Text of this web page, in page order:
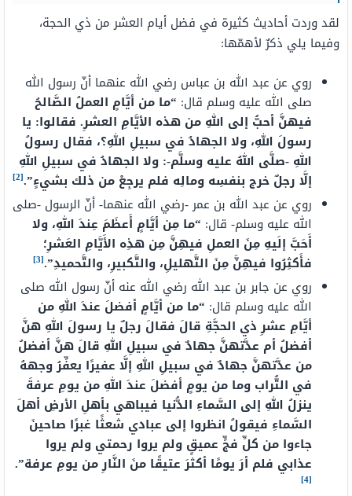
لقد وردت أحاديث كثيرة في فضل أيام العشر من ذي الحجة،
وفيما يلي ذكرٌ لأهمّها:
روي عن عبد الله بن عباس رضي الله عنهما أنّ رسول الله
صلى الله عليه وسلم قال: “ما من أيَّامٍ العملُ الصَّالحُ
فيهنَّ أحبُّ إلى اللهِ من هذه الأيَّامِ العشرِ. فقالوا: يا
رسولَ اللهِ، ولا الجهادُ في سبيلِ اللهِ؟، فقال رسولُ
اللهِ -صلَّى اللهُ عليه وسلَّم-: ولا الجهادُ في سبيلِ اللهِ
إلَّا رجلٌ خرج بنفسِه ومالِه فلم يرجِعْ من ذلك بشيءٍ”.[2]
روي عن عبد الله بن عمر -رضي الله عنهما- أنّ الرسول -صلى
الله عليه وسلم- قال: “ما مِن أيَّامٍ أَعظَمَ عِندَ اللهِ، ولا
أَحَبَّ إلَيهِ مِنَ العملِ فيهِنَّ مِن هذِه الأَيَّامِ العَشرِ؛
فأَكثِرُوا فيهِنَّ مِنَ التَّهليلِ، والتَّكبيرِ، والتَّحميدِ”.[3]
روي عن جابر بن عبد الله رضي الله عنه أنّ رسول الله صلى
الله عليه وسلم قال: “ما من أيَّامٍ أفضلَ عندَ اللهِ من
أيَّامِ عشرِ ذي الحجَّةِ قالَ فقالَ رجلٌ يا رسولَ اللهِ هنَّ
أفضلُ أم عدَّتهنَّ جهادٌ في سبيلِ اللهِ قالَ هنَّ أفضلُ
من عدَّتهنَّ جهادٌ في سبيلِ اللهِ إلَّا عفيرًا يعفِّرُ وجههُ
في التُّراب وما من يومٍ أفضلَ عندَ اللهِ من يومِ عرفةَ
ينزلُ اللهِ إلى السَّماءِ الدُّنيا فيباهي بأهلِ الأرضِ أهلَ
السَّماءِ فيقولُ انظروا إلى عبادي شعثًا غبرًا صاحينَ
جاءوا من كلِّ فجٍّ عميقٍ ولم يروا رحمتي ولم يروا
عذابي فلم أرَ يومًا أكثرَعتيقًا منَ النَّارِمن يومِ عرفة”.
[4]